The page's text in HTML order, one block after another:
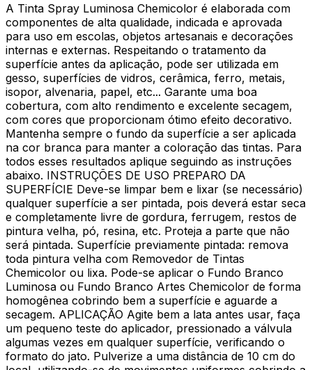
A Tinta Spray Luminosa Chemicolor é elaborada com
componentes de alta qualidade, indicada e aprovada
para uso em escolas, objetos artesanais e decorações
internas e externas. Respeitando o tratamento da
superfície antes da aplicação, pode ser utilizada em
gesso, superfícies de vidros, cerâmica, ferro, metais,
isopor, alvenaria, papel, etc... Garante uma boa
cobertura, com alto rendimento e excelente secagem,
com cores que proporcionam ótimo efeito decorativo.
Mantenha sempre o fundo da superfície a ser aplicada
na cor branca para manter a coloração das tintas. Para
todos esses resultados aplique seguindo as instruções
abaixo. INSTRUÇÕES DE USO PREPARO DA
SUPERFÍCIE Deve-se limpar bem e lixar (se necessário)
qualquer superfície a ser pintada, pois deverá estar seca
e completamente livre de gordura, ferrugem, restos de
pintura velha, pó, resina, etc. Proteja a parte que não
será pintada. Superfície previamente pintada: remova
toda pintura velha com Removedor de Tintas
Chemicolor ou lixa. Pode-se aplicar o Fundo Branco
Luminosa ou Fundo Branco Artes Chemicolor de forma
homogênea cobrindo bem a superfície e aguarde a
secagem. APLICAÇÃO Agite bem a lata antes usar, faça
um pequeno teste do aplicador, pressionado a válvula
algumas vezes em qualquer superfície, verificando o
formato do jato. Pulverize a uma distância de 10 cm do